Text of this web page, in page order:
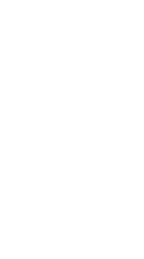
Navigation